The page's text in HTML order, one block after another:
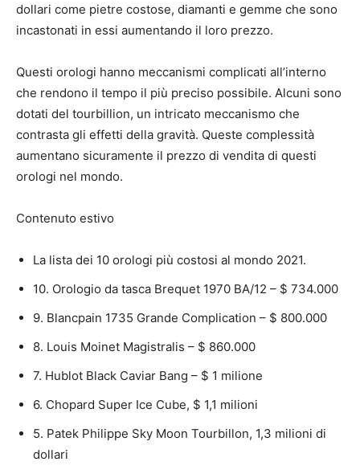
dollari come pietre costose, diamanti e gemme che sono
incastonati in essi aumentando il loro prezzo.
Questi orologi hanno meccanismi complicati all’interno
che rendono il tempo il più preciso possibile. Alcuni sono
dotati del tourbillion, un intricato meccanismo che
contrasta gli effetti della gravità. Queste complessità
aumentano sicuramente il prezzo di vendita di questi
orologi nel mondo.
Contenuto estivo
La lista dei 10 orologi più costosi al mondo 2021.
10. Orologio da tasca Brequet 1970 BA/12 – $ 734.000
9. Blancpain 1735 Grande Complication – $ 800.000
8. Louis Moinet Magistralis – $ 860.000
7. Hublot Black Caviar Bang – $ 1 milione
6. Chopard Super Ice Cube, $ 1,1 milioni
5. Patek Philippe Sky Moon Tourbillon, 1,3 milioni di
dollari